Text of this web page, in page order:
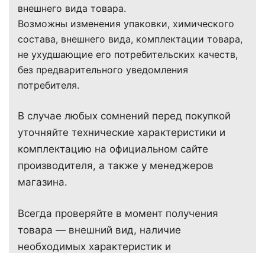
внешнего вида товара.
Возможны изменения упаковки, химического
состава, внешнего вида, комплектации товара,
не ухудшающие его потребительских качеств,
без предварительного уведомления
потребителя.
В случае любых сомнений перед покупкой
уточняйте технические характеристики и
комплектацию на официальном сайте
производителя, а также у менеджеров
магазина.
Всегда проверяйте в момент получения
товара — внешний вид, наличие
необходимых характеристик и